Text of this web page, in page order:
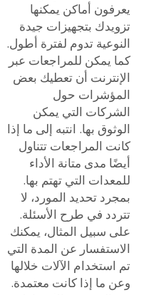
يعرفون أماكن يمكنها
تزويدك بتجهيزات جيدة
النوعية تدوم لفترة أطول.
كما يمكن للمراجعات عبر
الإنترنت أن تعطيك بعض
المؤشرات حول
الشركات التي يمكن
الوثوق بها. انتبه إلى ما إذا
كانت المراجعات تتناول
أيضًا مدى متانة الأداء
للمعدات التي تهتم بها.
بمجرد تحديد المورد، لا
تتردد في طرح الأسئلة.
على سبيل المثال، يمكنك
الاستفسار عن المدة التي
تم استخدام الآلات خلالها
وعن ما إذا كانت معتمدة.